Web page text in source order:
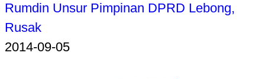
Rumdin Unsur Pimpinan DPRD Lebong,
Rusak
2014-09-05